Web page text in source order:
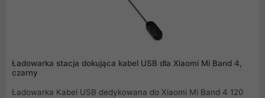
Ładowarka stacja dokująca kabel USB dla Xiaomi Mi Band 4,
czarny
Ładowarka Kabel USB dedykowana do Xiaomi Mi Band 4 120